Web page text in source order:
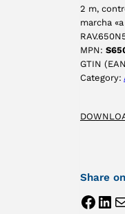
2 m,
marcha
MPN:
GTIN
Category:
Share